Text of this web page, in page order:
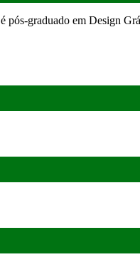
é pós-graduado em Design